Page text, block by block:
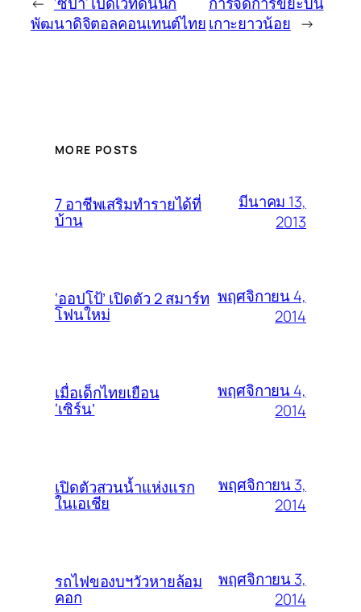
พัฒนาดิจิตอลคอนเทนต์ไทยเกาะยาวน้อย →
MORE POSTS
7 อาชีพเสริมทำรายได้ที่
บ้าน
มีนาคม 13,
2013
‘ออปโป้’ เปิดตัว 2 สมาร์ท
โฟนใหม่
พฤศจิกายน 4,
2014
เมื่อเด็กไทยเยือน
‘เซิร์น’
พฤศจิกายน 4,
2014
เปิดตัวสวนน้ำแห่งแรก
ในเอเชีย
พฤศจิกายน 3,
2014
รถไฟของบฯวัวหายล้อม
คอก
พฤศจิกายน 3,
2014